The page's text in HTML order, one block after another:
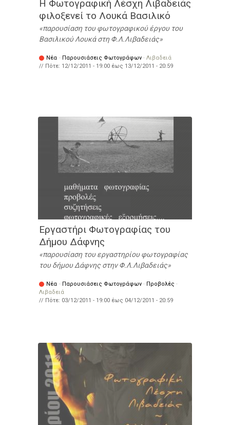
Η Φωτογραφική Λέσχη Λιβαδειάς
φιλοξενεί το Λουκά Βασιλικό
παρουσίαση του φωτογραφικού έργου του
Βασιλικού Λουκά στη Φ.Λ.Λιβαδειάς
Νέα · Παρουσιάσεις Φωτογράφων · Λιβαδειά
// Πότε: 12/12/2011 - 19:00 έως 13/12/2011 - 20:59
Εργαστήρι Φωτογραφίας του
Δήμου Δάφνης
παρουσίαση του εργαστηρίου φωτογραφίας
του δήμου Δάφνης στην Φ.Λ.Λιβαδειάς
Νέα · Παρουσιάσεις Φωτογράφων · Προβολές ·
Λιβαδειά
// Πότε: 03/12/2011 - 19:00 έως 04/12/2011 - 20:59